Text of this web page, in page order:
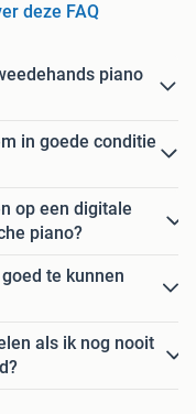
deze FAQ
piano
in goede conditie
op een digitale
piano?
te kunnen
als ik nog nooit